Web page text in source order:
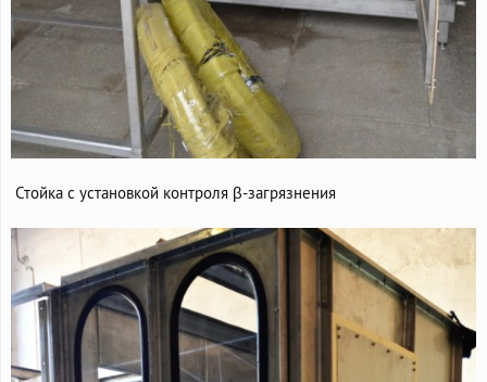
Стойка с установкой контроля β-загрязнения